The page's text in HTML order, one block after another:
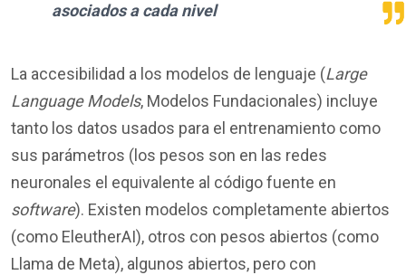
asociadosa cada nivel
La accesibilidad a los modelos de lenguaje (Large
Language Models, Modelos Fundacionales) incluye
tanto los datos usados para el entrenamiento como
sus parámetros (los pesos son en las redes
neuronales el equivalente al código fuente en
software). Existen modelos completamente abiertos
(como EleutherAI), otros con pesos abiertos (como
Llama de Meta), algunos abiertos, pero con